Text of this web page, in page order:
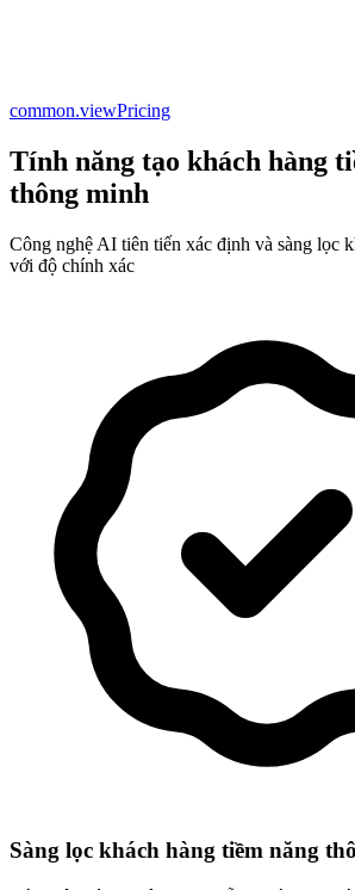
common.viewPricing
Tính năng tạo khách hàng
thông minh
Công nghệ AI tiên tiến xác định và sàng lọc
với độ chính xác
Sàng lọc khách hàng tiềm năng